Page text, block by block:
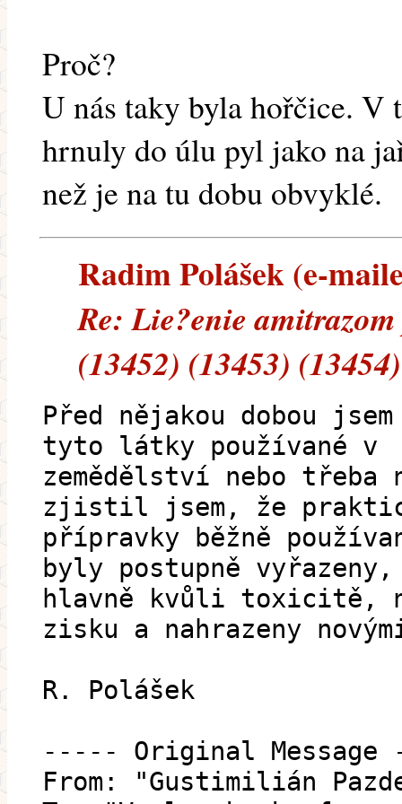
Proč?
U nás taky byla hořčice. V
hrnuly do úlu pyl jako na
než je na tu dobu obvyklé.
Radim Polášek (e-
Re: Lie?enie
(13452) (13453)
Před nějakou dobou
tyto látky používané v
zemědělství nebo třeba
zjistil jsem, že
přípravky běžně
byly postupně vyřazeny,
hlavně kvůli toxicitě,
zisku a nahrazeny
R. Polášek
----- Original
From: "Gustimilián